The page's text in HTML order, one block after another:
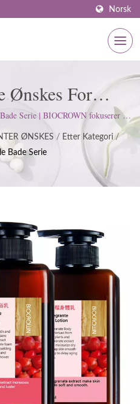
Norsk
Ønskes For
Serie | ISO &
Siden 1977 |
Serie | BIOCROWN fokuserer på
ISO22716 og Good Manufacturing
en streng holdning for å
forventninger.
ØNSKES / Etter Kategori /
Bade Serie